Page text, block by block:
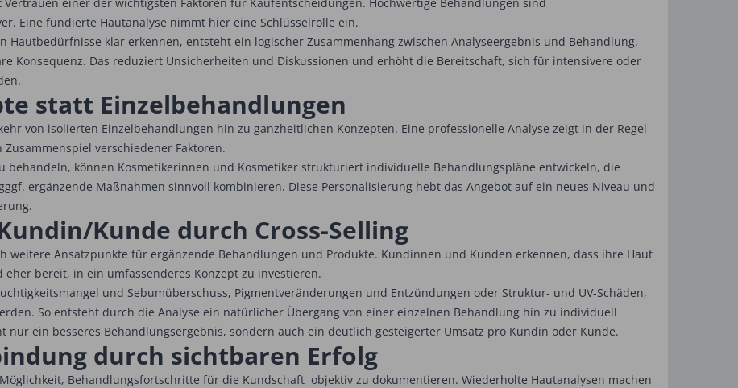
einer der wichtigsten Faktoren für Kaufentscheidungen. Hochwertige Behandlungen sind
Eine fundierte Hautanalyse nimmt hier eine Schlüsselrolle ein.
klar erkennen, entsteht ein logischer Zusammenhang zwischen Analyseergebnis und Behandlung.
Konsequenz. Das reduziert Unsicherheiten und Diskussionen und erhöht die Bereitschaft, sich für intensivere oder
statt Einzelbehandlungen
von isolierten Einzelbehandlungen hin zu ganzheitlichen Konzepten. Eine professionelle Analyse zeigt in der Regel
verschiedener Faktoren.
behandeln, können Kosmetikerinnen und Kosmetiker strukturiert individuelle Behandlungspläne entwickeln, die
ergänzende Maßnahmen sinnvoll kombinieren. Diese Personalisierung hebt das Angebot auf ein neues Niveau und
Kunde durch Cross-Selling
weitere Ansatzpunkte für ergänzende Behandlungen und Produkte. Kundinnen und Kunden erkennen, dass ihre Haut
bereit, in ein umfassenderes Konzept zu investieren.
und Sebumüberschuss, Pigmentveränderungen und Entzündungen oder Struktur- und UV-Schäden,
So entsteht durch die Analyse ein natürlicher Übergang von einer einzelnen Behandlung hin zu individuell
nur ein besseres Behandlungsergebnis, sondern auch ein deutlich gesteigerter Umsatz pro Kundin oder Kunde.
durch sichtbaren Erfolg
Behandlungsfortschritte für die Kundschaft objektiv zu dokumentieren. Wiederholte Hautanalysen machen